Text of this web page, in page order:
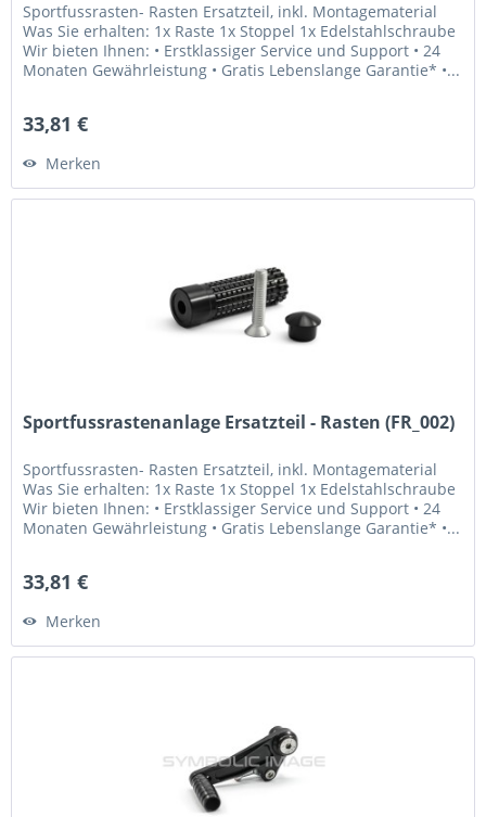
Sportfussrasten- Rasten Ersatzteil, inkl. Montagematerial
Was Sie erhalten: 1x Raste 1x Stoppel 1x Edelstahlschraube
Wir bieten Ihnen: • Erstklassiger Service und Support • 24
Monaten Gewährleistung • Gratis Lebenslange Garantie* •...
33,81 €
Merken
Sportfussrastenanlage Ersatzteil - Rasten (FR_002)
Sportfussrasten- Rasten Ersatzteil, inkl. Montagematerial
Was Sie erhalten: 1x Raste 1x Stoppel 1x Edelstahlschraube
Wir bieten Ihnen: • Erstklassiger Service und Support • 24
Monaten Gewährleistung • Gratis Lebenslange Garantie* •...
33,81 €
Merken